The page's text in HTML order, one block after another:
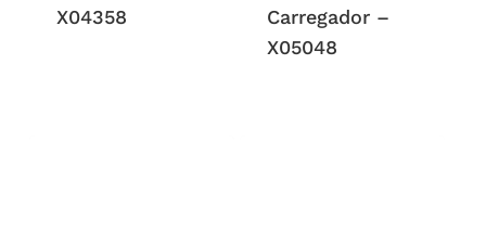
X04358
Carregador –
X05048